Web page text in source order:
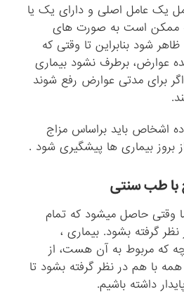
یک عامل اصلی و دارای یک یا
ممکن است به صورت های
شود بنابراین تا وقتی که
عوارض، برطرف نشود بیماری
برای مدتی عوارض رفع شوند
اشخاص باید براساس مزاج
بیماری ها پیشگیری شود .
طب سنتی
وقتی حاصل میشود که تمام
نظر گرفته بشود. بیماری ،
که مربوط به آن هست، از
همه با هم در نظر گرفته بشود تا
داشته باشیم.